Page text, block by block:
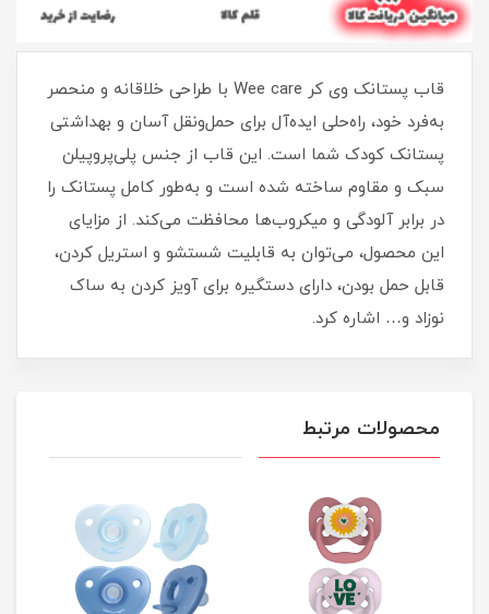
قاب پستانک وی کر Wee care با طراحی خلاقانه و منحصر
به‌فرد خود، راه‌حلی ایده‌آل برای حمل‌ونقل آسان و بهداشتی
پستانک کودک شما است. این قاب از جنس پلی‌پروپیلن
سبک و مقاوم ساخته شده است و به‌طور کامل پستانک را
در برابر آلودگی و میکروب‌ها محافظت می‌کند. از مزایای
این محصول، می‌توان به قابلیت شستشو و استریل کردن،
قابل حمل بودن، دارای دستگیره برای آویز کردن به ساک
نوزاد و… اشاره کرد.
محصولات مرتبط